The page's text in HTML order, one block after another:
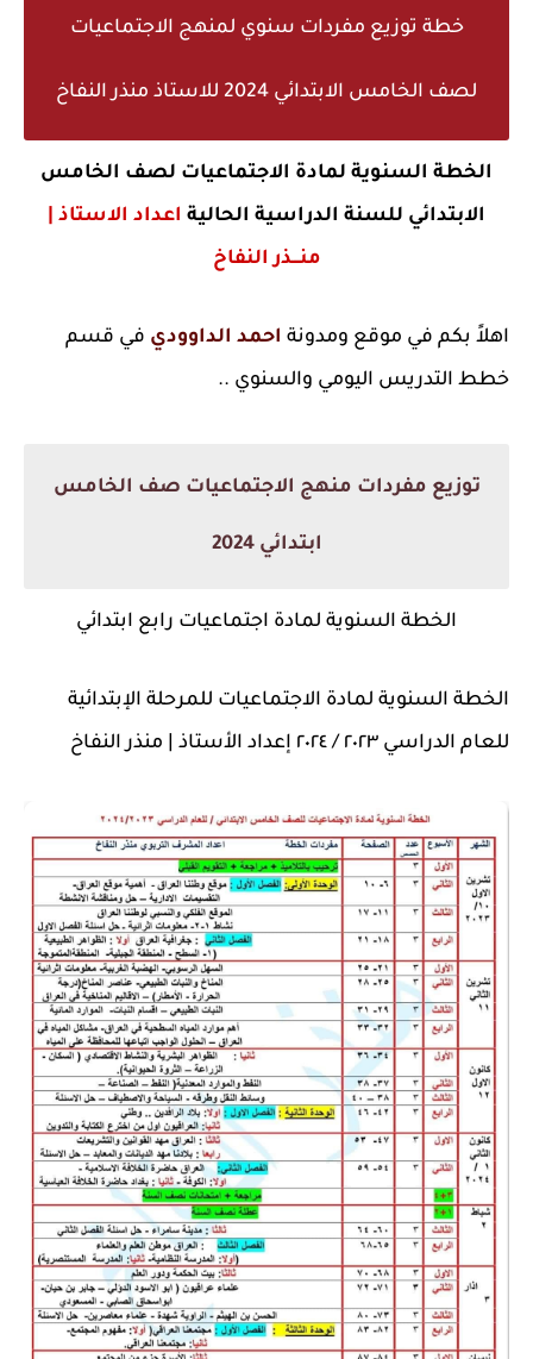
خطة توزيع مفردات سنوي لمنهج الاجتماعيات
لصف الخامس الابتدائي 2024 للاستاذ منذر النفاخ
الخطة السنوية لمادة الاجتماعيات لصف الخامس
الابتدائي للسنة الدراسية الحالية اعداد الاستاذ |
منـــذر النفاخ
اهلاً بكم في موقع ومدونة احمد الداوودي في قسم
خطط التدريس اليومي والسنوي ..
توزيع مفردات منهج الاجتماعيات صف الخامس
ابتدائي 2024
الخطة السنوية لمادة اجتماعيات رابع ابتدائي
الخطة السنوية لمادة الاجتماعيات للمرحلة الإبتدائية
للعام الدراسي ٢٠٢٣ / ٢٠٢٤ إعداد الأستاذ | منذر النفاخ